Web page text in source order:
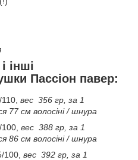
інші
Пассіон павер:
вес 356 гр, за 1
77 см волосіні / шнура
вес 388 гр, за 1
86 см волосіні / шнура
вес 392 гр, за 1